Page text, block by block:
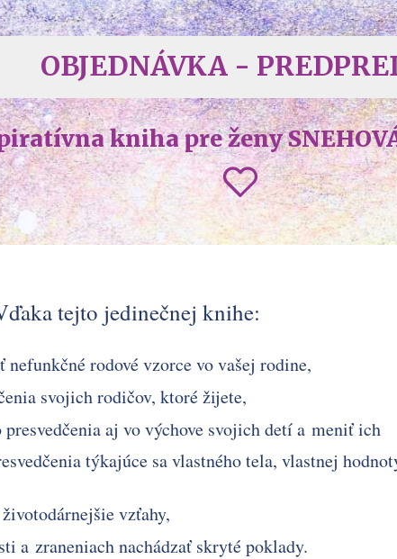
OBJEDNÁVKA -
kniha pre ženy
tejto jedinečnej knihe:
nefunkčné rodové vzorce vo vašej rodine,
svojich rodičov, ktoré žijete,
aj vo výchove svojich detí a meniť ich
týkajúce sa vlastného tela, vlastnej
vzťahy,
a zraneniach nachádzať skryté poklady.